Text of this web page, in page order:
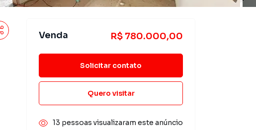
Venda R$ 780.000,00
Solicitar contato
Quero visitar
13 pessoas visualizaram este anúncio